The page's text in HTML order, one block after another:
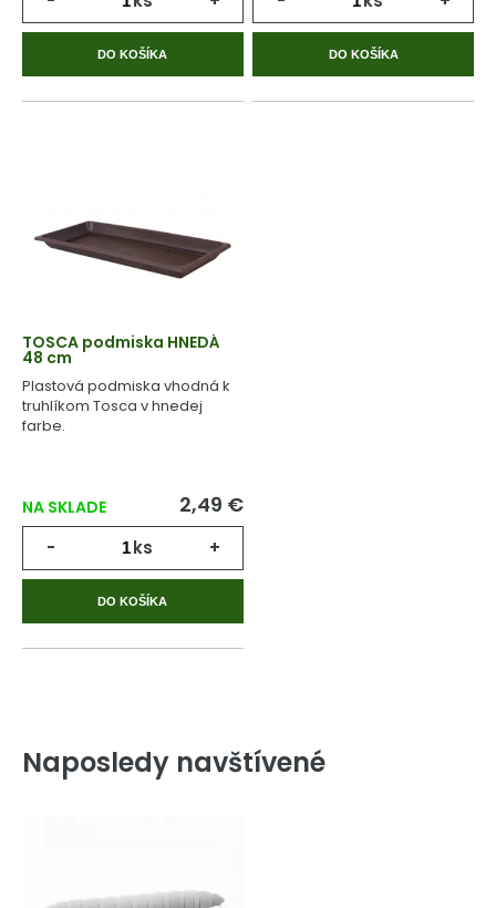
DO KOŠÍKA DO KOŠÍKA
TOSCA podmiska HNEDÁ
48 cm
Plastová podmiska vhodná k
truhlíkom Tosca v hnedej
farbe.
NA SKLADE 2,49 €
- ks +
DO KOŠÍKA
Naposledy navštívené